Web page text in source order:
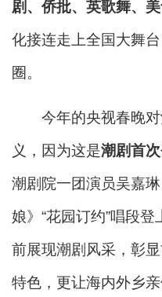
剧、侨批、英歌舞、
化接连走上全国大舞
圈。
今年的央视春晚对
义，因为这是潮剧首
潮剧院一团演员吴嘉
娘》“花园订约”唱段
前展现潮剧风采，彰
特色，更让海内外乡亲